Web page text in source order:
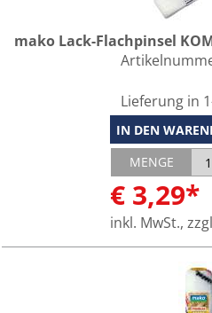
mako Lack-Flachpinsel
Lieferung in
IN DEN
MENGE
€ 3,29*
inkl. MwSt.,